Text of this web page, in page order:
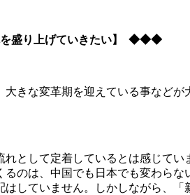
盛り上げていきたい】 ◆◆◆
きな変革期を迎えている事など
として定着しているとは感じて
のは、中国でも日本でも変わら
していません。しかしながら、